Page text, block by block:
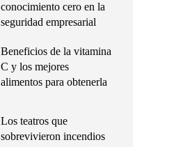
conocimiento cero en la
seguridad empresarial
Beneficios de la vitamina
C y los mejores
alimentos para obtenerla
Los teatros que
sobrevivieron incendios